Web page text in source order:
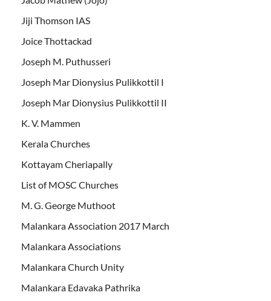
Jiji Thomson IAS
Joice Thottackad
Joseph M. Puthusseri
Joseph Mar Dionysius Pulikkottil I
Joseph Mar Dionysius Pulikkottil II
K. V. Mammen
Kerala Churches
Kottayam Cheriapally
List of MOSC Churches
M. G. George Muthoot
Malankara Association 2017 March
Malankara Associations
Malankara Church Unity
Malankara Edavaka Pathrika